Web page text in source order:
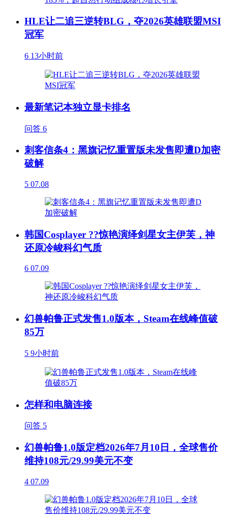
HLE让二追三逆转BLG，夺2026英雄联盟MSI
冠军
6 13小时前
最新笔记本独立显卡排名
问答 6
刺客信条4：黑旗记忆重置版未发售即遭D加密
破解
5 07.08
韩国Cosplayer ??惊艳演绎剑星女主伊芙，神
还原冷峻科幻气质
6 07.09
幻兽帕鲁正式发售1.0版本，Steam在线峰值破
85万
5 9小时前
怎样和电脑连接
问答 5
幻兽帕鲁1.0版定档2026年7月10日，全球售价
维持108元/29.99美元不变
4 07.09